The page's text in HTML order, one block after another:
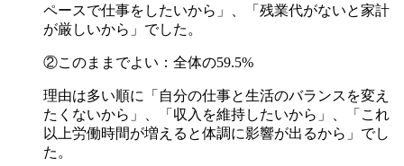
ペースで仕事をしたいから」、「残業代がないと家計
が厳しいから」でした。
②このままでよい：全体の59.5%
理由は多い順に「自分の仕事と生活のバランスを変え
たくないから」、「収入を維持したいから」、「これ
以上労働時間が増えると体調に影響が出るから」でし
た。